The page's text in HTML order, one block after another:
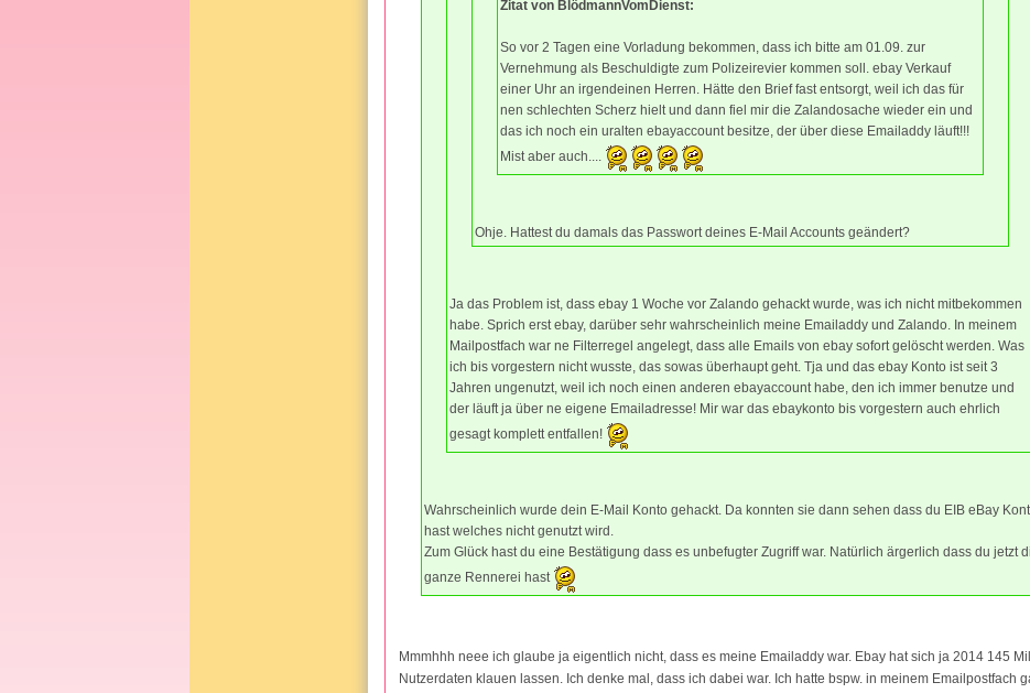
Zitat von BlödmannVomDienst:
So vor 2 Tagen eine Vorladung bekommen, dass ich bitte am 01.09. zur
Vernehmung als Beschuldigte zum Polizeirevier kommen soll. ebay Verkauf
einer Uhr an irgendeinen Herren. Hätte den Brief fast entsorgt, weil ich das für
nen schlechten Scherz hielt und dann fiel mir die Zalandosache wieder ein und
das ich noch ein uralten ebayaccount besitze, der über diese Emailaddy läuft!!!
Mist aber auch....
Ohje. Hattest du damals das Passwort deines E-Mail Accounts geändert?
Ja das Problem ist, dass ebay 1 Woche vor Zalando gehackt wurde, was ich nicht mitbekommen
habe. Sprich erst ebay, darüber sehr wahrscheinlich meine Emailaddy und Zalando. In meinem
Mailpostfach war ne Filterregel angelegt, dass alle Emails von ebay sofort gelöscht werden. Was
ich bis vorgestern nicht wusste, das sowas überhaupt geht. Tja und das ebay Konto ist seit 3
Jahren ungenutzt, weil ich noch einen anderen ebayaccount habe, den ich immer benutze und
der läuft ja über ne eigene Emailadresse! Mir war das ebaykonto bis vorgestern auch ehrlich
gesagt komplett entfallen!
Wahrscheinlich wurde dein E-Mail Konto gehackt. Da konnten sie dann sehen dass du EIB eBay
hast welches nicht genutzt wird.
Zum Glück hast du eine Bestätigung dass es unbefugter Zugriff war. Natürlich ärgerlich dass du jetzt
ganze Rennerei hast
Mmmhhh neee ich glaube ja eigentlich nicht, dass es meine Emailaddy war. Ebay hat sich ja 2014 145
Nutzerdaten klauen lassen. Ich denke mal, dass ich dabei war. Ich hatte bspw. in meinem Emailpostfach